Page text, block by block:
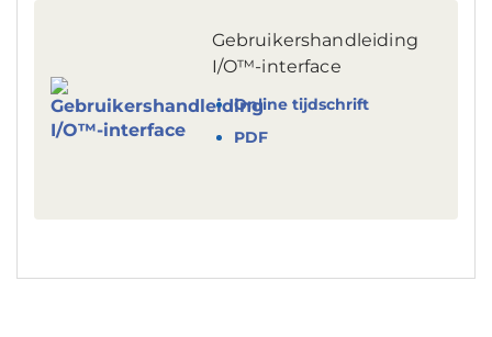
Gebruikershandleiding
I/O™-interface
Online tijdschrift
PDF